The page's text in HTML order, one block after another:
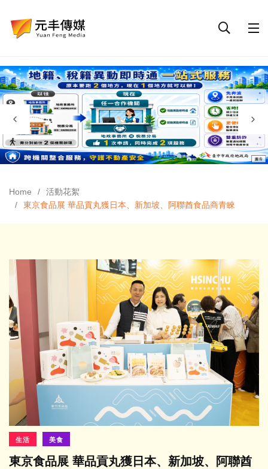
Home
活動花絮
東京食品展 華品貢丸獲日本、新加坡、阿聯酋食品商青睞
生活 美食
東京食品展 華品貢丸獲日本、新加坡、阿聯酋